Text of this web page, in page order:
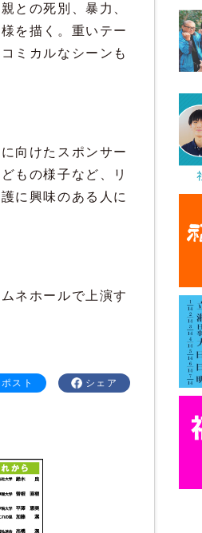
との死別、暴力、
を描く。重いテー
ミカルなシーンも
向けたスポンサー
もの様子など、リ
に興味のある人に
ネホールで上演す
シェア
ポスト